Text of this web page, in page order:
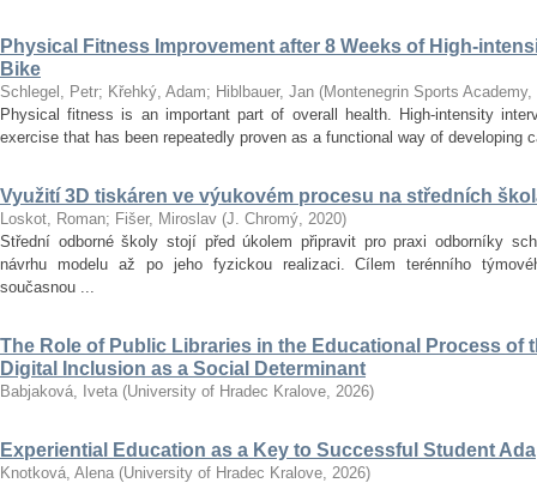
Physical Fitness Improvement after 8 Weeks of High-
Bike
Schlegel, Petr; Křehký, Adam; Hiblbauer, Jan (Montenegrin Sports Academy,
Physical fitness is an important part of overall health. High-intensity
exercise that has been repeatedly proven as a functional way of developing
Využití 3D tiskáren ve výukovém procesu na středních
Loskot, Roman; Fišer, Miroslav (J. Chromý, 2020)
Střední odborné školy stojí před úkolem připravit pro praxi odborníky
návrhu modelu až po jeho fyzickou realizaci. Cílem terénního
současnou ...
The Role of Public Libraries in the Educational Process of
Digital Inclusion as a Social Determinant
Babjaková, Iveta (University of Hradec Kralove, 2026)
Experiential Education as a Key to Successful Student
Knotková, Alena (University of Hradec Kralove, 2026)